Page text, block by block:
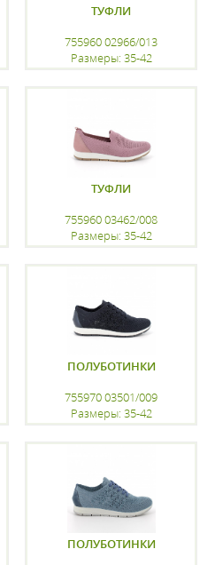
ТУФЛИ
755960 02966/013
Размеры: 35-42
ТУФЛИ
755960 03462/008
Размеры: 35-42
ПОЛУБОТИНКИ
755970 03501/009
Размеры: 35-42
ПОЛУБОТИНКИ